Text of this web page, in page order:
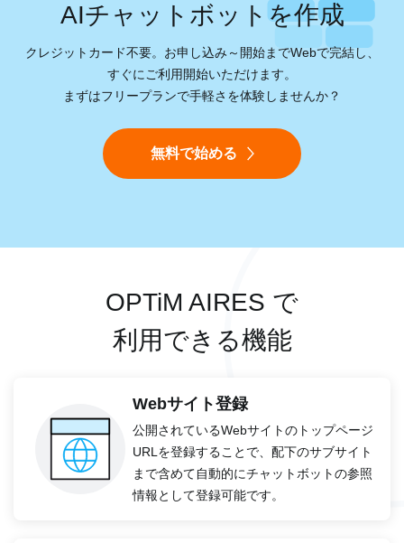
AIチャットボットを作成
クレジットカード不要。お申し込み～開始までWebで完結し、
すぐにご利用開始いただけます。
まずはフリープランで手軽さを体験しませんか？
無料で始める
OPTiM AIRES で
利用できる機能
Webサイト登録
公開されているWebサイトのトップページ
URLを登録することで、配下のサブサイト
まで含めて自動的にチャットボットの参照
情報として登録可能です。